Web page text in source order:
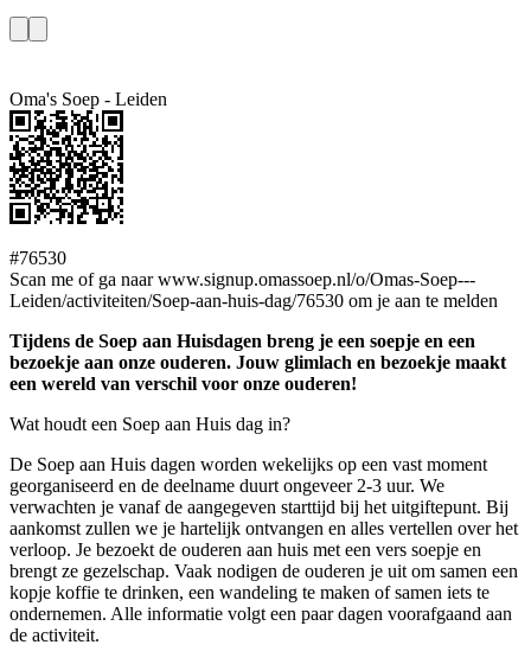
Oma's Soep - Leiden
#76530
Scan me of ga naar www.signup.omassoep.nl/o/Omas-Soep---
Leiden/activiteiten/Soep-aan-huis-dag/76530 om je aan te melden
Tijdens de Soep aan Huisdagen breng je een soepje en een
bezoekje aan onze ouderen. Jouw glimlach en bezoekje maakt
een wereld van verschil voor onze ouderen!
Wat houdt een Soep aan Huis dag in?
De Soep aan Huis dagen worden wekelijks op een vast moment
georganiseerd en de deelname duurt ongeveer 2-3 uur. We
verwachten je vanaf de aangegeven starttijd bij het uitgiftepunt. Bij
aankomst zullen we je hartelijk ontvangen en alles vertellen over het
verloop. Je bezoekt de ouderen aan huis met een vers soepje en
brengt ze gezelschap. Vaak nodigen de ouderen je uit om samen een
kopje koffie te drinken, een wandeling te maken of samen iets te
ondernemen. Alle informatie volgt een paar dagen voorafgaand aan
de activiteit.